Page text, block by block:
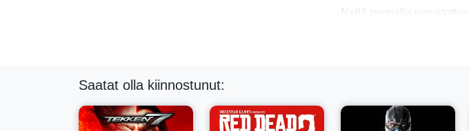
Neljä teemalla
• Battlefield 1 Turning
Saatat olla kiinnostunut: